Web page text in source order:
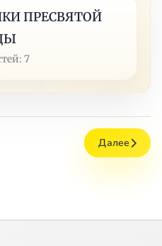
ПРЕСВЯТОЙ
7
Далее